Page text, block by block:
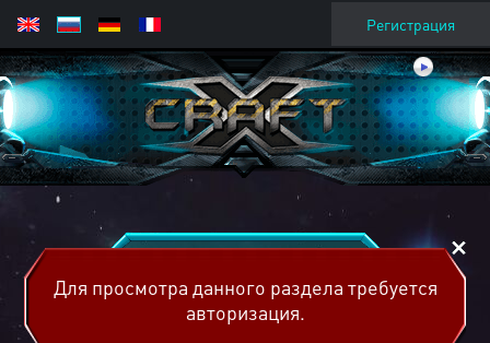
Регистрация
Для просмотра данного раздела требуется
авторизация.